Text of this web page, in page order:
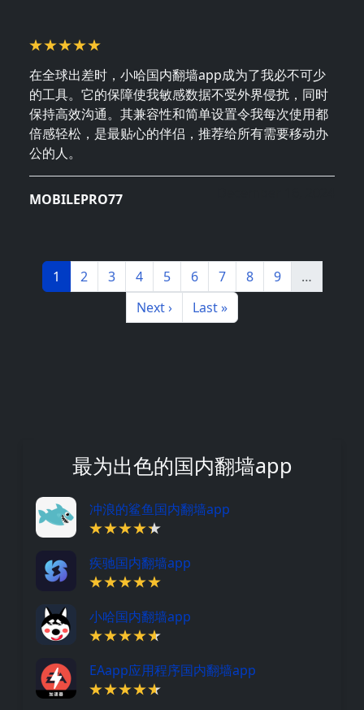
最为出色的国内翻墙app
冲浪的鲨鱼国内翻墙app
疾驰国内翻墙app
小哈国内翻墙app
EAapp应用程序国内翻墙app
在全球出差时，小哈国内翻墙app成为了我必不可少
的工具。它的保障使我敏感数据不受外界侵扰，同时
保持高效沟通。其兼容性和简单设置令我每次使用都
倍感轻松，是最贴心的伴侣，推荐给所有需要移动办
公的人。
MOBILEPRO77
分页
Page
1 Page
2 Page
3 Page
4 Page
5 Page
6 Page
7 Page
8 Page
9
…
下一页
Next › 末页
Last »